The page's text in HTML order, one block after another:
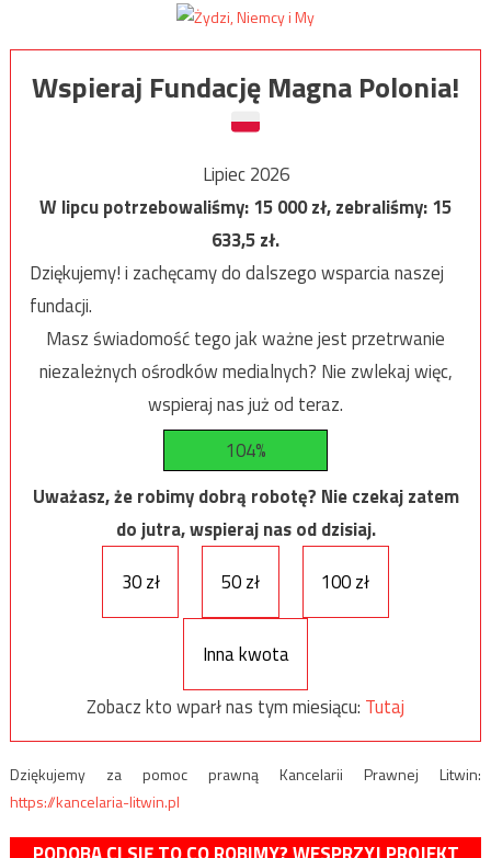
Wspieraj Fundację Magna Polonia!
Lipiec 2026
W lipcu potrzebowaliśmy:15 000zł, zebraliśmy:15
633,5zł.
Dziękujemy! i zachęcamy do dalszego wsparcia naszej
fundacji.
Masz świadomość tego jak ważne jest przetrwanie
niezależnych ośrodków medialnych? Nie zwlekaj więc,
wspieraj nas już od teraz.
104%
Uważasz, że robimy dobrą robotę? Nie czekaj zatem
do jutra, wspieraj nas od dzisiaj.
30 zł
50 zł 100 zł
Inna kwota
Zobacz kto wparł nas tym miesiącu: Tutaj
Dziękujemy za pomoc prawną Kancelarii Prawnej Litwin:
https://kancelaria-litwin.pl